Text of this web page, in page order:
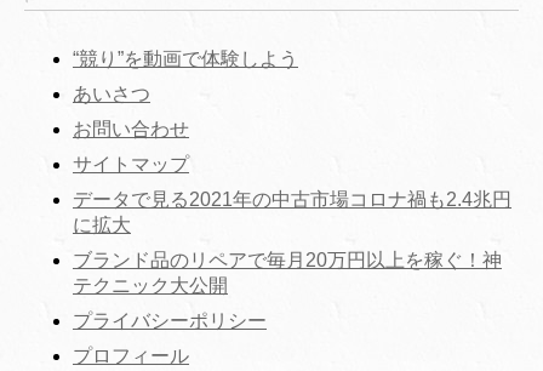
“競り”を動画で体験しよう
あいさつ
お問い合わせ
サイトマップ
データで見る2021年の中古市場コロナ禍も2.4兆円
に拡大
ブランド品のリペアで毎月20万円以上を稼ぐ！神
テクニック大公開
プライバシーポリシー
プロフィール